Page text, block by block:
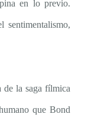
en lo previo.
sentimentalismo,
de la saga fílmica
que Bond